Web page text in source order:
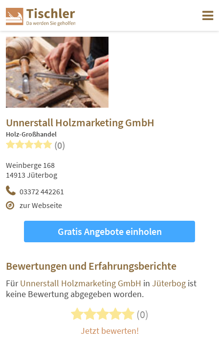
Unnerstall Holzmarketing GmbH
Holz-Großhandel
(0)
03372 442261
zur Webseite
Weinberge 168
14913 Jüterbog
Gratis Angebote einholen
Bewertungen und Erfahrungsberichte
FürUnnerstall Holzmarketing GmbH in Jüterbog ist
keine Bewertung abgegeben worden.
(0)
Jetzt bewerten!